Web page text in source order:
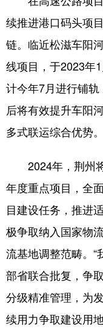
Deutsch
续推进港口码头项
链。临近松滋车阳
线项目，于2023年
计今年7月进行铺
后将有效提升车阳
多式联运综合优势。
2024年，荆州将
年度重点项目，全
目建设任务，推进
极争取纳入国家物
流基地调整范畴。
部省联合批复，争
分级精准管理，为
续用力争取建设用